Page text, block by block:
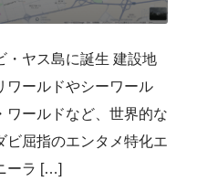
・ヤス島に誕生 建設地
ワールドやシーワール
ワールドなど、世界的な
ビ屈指のエンタメ特化エ
ーラ […]